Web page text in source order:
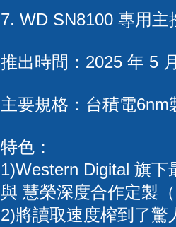
7. WD SN8100 專用
推出時間：2025 年 5
主要規格：台積電
特色：
1)Western Digital 旗
與 慧榮深度合作定製
2)將讀取速度榨到了驚